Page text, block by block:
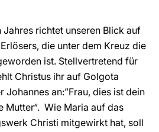
Jahres richtet unseren Blick auf
die unter dem Kreuz die
ist. Stellvertretend für
Christus ihr auf Golgota
Johannes an:”Frau, dies ist dein
Mutter“. Wie Maria auf das
Christi mitgewirkt hat, soll